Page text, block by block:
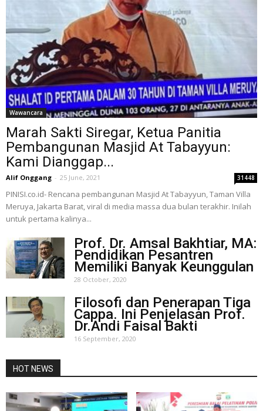
Wawancara
Marah Sakti Siregar, Ketua Panitia
Pembangunan Masjid At Tabayyun:
Kami Dianggap...
Alif Onggang - 25 June, 2021 31448
PINISI.co.id- Rencana pembangunan Masjid At Tabayyun, Taman Villa
Meruya, Jakarta Barat, viral di media massa dua bulan terakhir. Inilah
untuk pertama kalinya...
Prof. Dr. Amsal Bakhtiar, MA:
Pendidikan Pesantren
Memiliki Banyak Keunggulan
28 October, 2020
Filosofi dan Penerapan Tiga
Cappa. Ini Penjelasan Prof.
Dr.Andi Faisal Bakti
16 September, 2020
HOT NEWS